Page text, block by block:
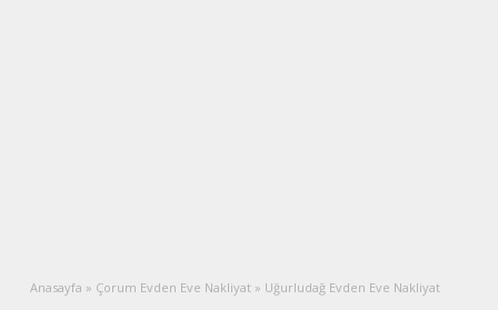
Anasayfa » Çorum Evden Eve Nakliyat » Uğurludağ Evden Eve Nakliyat